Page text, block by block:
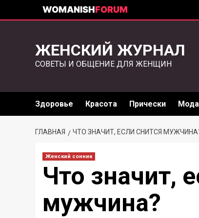
WOMANISHFORUM
ЖЕНСКИЙ ЖУРНАЛ
СОВЕТЫ И ОБЩЕНИЕ ДЛЯ ЖЕНЩИН
Здоровье Красота Прически Мода
ГЛАВНАЯ ЧТО ЗНАЧИТ, ЕСЛИ СНИТСЯ
Женский сонник
Что значит,
мужчина?